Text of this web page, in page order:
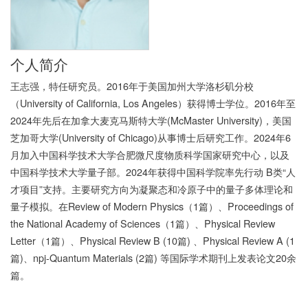
个人简介
王志强，特任研究员。2016年于美国加州大学洛杉矶分校
（University of California, Los Angeles）获得博士学位。2016年至
2024年先后在加拿大麦克马斯特大学(McMaster University)，美国
芝加哥大学(University of Chicago)从事博士后研究工作。2024年6
月加入中国科学技术大学合肥微尺度物质科学国家研究中心，以及
中国科学技术大学量子部。2024年获得中国科学院率先行动 B类“人
才项目”支持。主要研究方向为凝聚态和冷原子中的量子多体理论和
量子模拟。在Review of Modern Physics（1篇）、Proceedings of
the National Academy of Sciences（1篇）、Physical Review
Letter（1篇）、Physical Review B (10篇) 、Physical Review A (1
篇)、npj-Quantum Materials (2篇) 等国际学术期刊上发表论文20余
篇。